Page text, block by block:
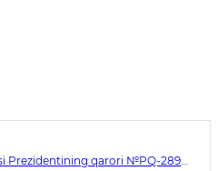
Prezidentining qarori №PQ-289.